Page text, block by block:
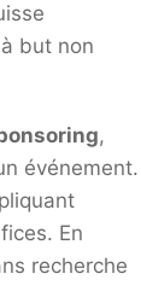
but non
,
événement.
En
recherche